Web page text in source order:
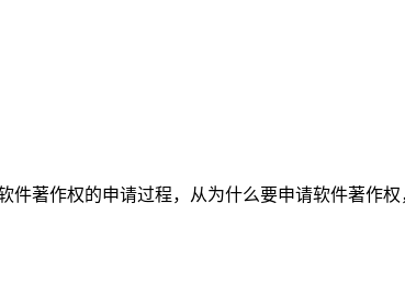
件著作权的申请过程，从为什么要申请软件著作